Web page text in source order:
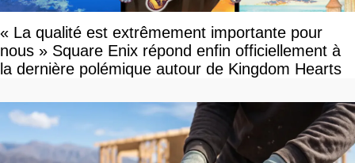
« La qualité est extrêmement importante pour
nous » Square Enix répond enfin officiellement à
la dernière polémique autour de Kingdom Hearts